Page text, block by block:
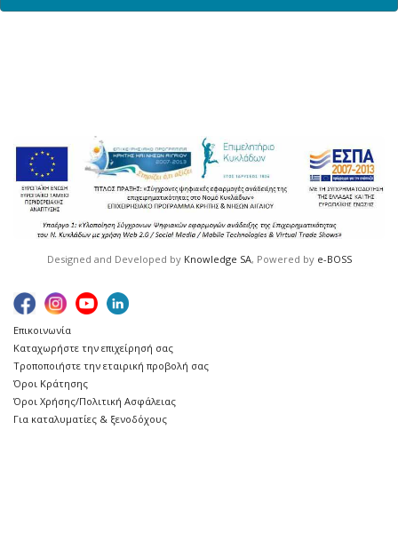
Designed and Developed by Knowledge SA, Powered by e-BOSS
Επικοινωνία
Καταχωρήστε την επιχείρησή σας
Τροποποιήστε την εταιρική προβολή σας
Όροι Κράτησης
Όροι Χρήσης/Πολιτική Ασφάλειας
Για καταλυματίες & ξενοδόχους